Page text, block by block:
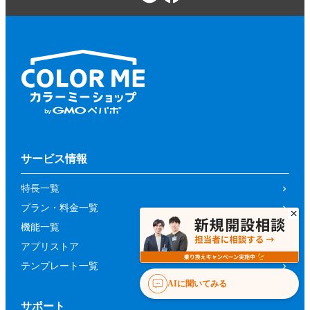
サービス情報
特長一覧
プラン・料金一覧
機能一覧
アプリストア
テンプレート一覧
サポート
AIに聞いてみる